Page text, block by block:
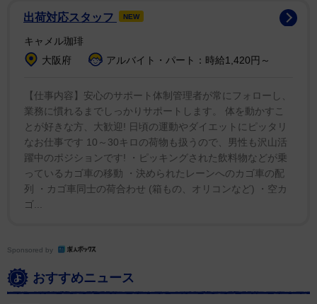
1/2
三山ひろし
【問題２】四文字熟語クイズです。□に入る文字は?
千□一□
千年に一度しかないほどの、非常にめずらしい大きなチ
ャンスを意味します。
出荷対応スタッフ NEW
キャメル珈琲
大阪府
アルバイト・パート：時給1,420円～
【仕事内容】安心のサポート体制管理者が常にフォローし、
業務に慣れるまでしっかりサポートします。 体を動かすこ
とが好きな方、大歓迎! 日頃の運動やダイエットにピッタリ
なお仕事です 10～30キロの荷物も扱うので、男性も沢山活
躍中のポジションです! ・ピッキングされた飲料物などが乗
っているカゴ車の移動 ・決められたレーンへのカゴ車の配
列 ・カゴ車同士の荷合わせ (箱もの、オリコンなど) ・空カ
ゴ...
Sponsored by
おすすめニュース